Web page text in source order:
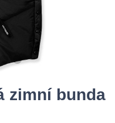
zimní bunda